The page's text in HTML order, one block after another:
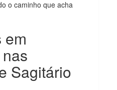
o caminho que acha
em
Sagitário